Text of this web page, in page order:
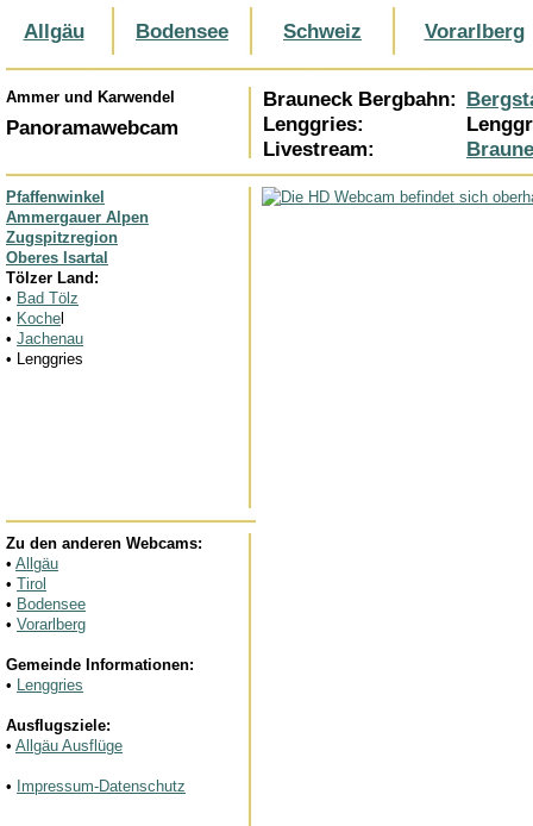
Allgäu Bodensee Schweiz Vorarlberg
Ammer und Karwendel Brauneck Bergbahn:
Lenggries:
Livestream:
Panoramawebcam
Pfaffenwinkel
Ammergauer Alpen
Zugspitzregion
Oberes Isartal
Tölzer Land:
• Bad Tölz
• Koche
• Jachenau
• Lenggries
Zu den anderen Webcams:
• Allgäu
• Tirol
• Bodensee
• Vorarlberg
Gemeinde Informationen:
• Lenggries
Ausflugsziele:
• Allgäu Ausflüge
• Impressum-Datenschutz